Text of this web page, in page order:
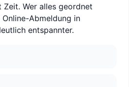
Wer alles geordnet
Abmeldung in
entspannter.